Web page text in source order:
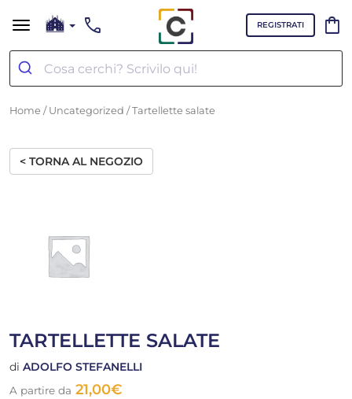
call REGISTRATI shopping_bag
Home / Uncategorized / Tartellette salate
< TORNA AL NEGOZIO
TARTELLETTE SALATE
di ADOLFO STEFANELLI
A partire da 21,00€